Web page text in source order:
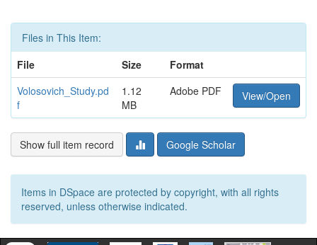
Files in This Item:
File
Size
Format
Volosovich_Study.pd
f
1.12
MB
Adobe PDF View/Open
Show full item record Google Scholar
Items in DSpace are protected by copyright, with all rights
reserved, unless otherwise indicated.